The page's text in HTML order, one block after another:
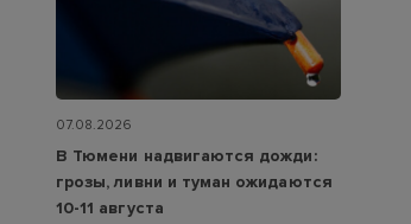
07.08.2026
В Тюмени надвигаются дожди:
грозы, ливни и туман ожидаются
10-11 августа